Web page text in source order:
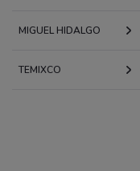
MIGUEL HIDALGO
TEMIXCO